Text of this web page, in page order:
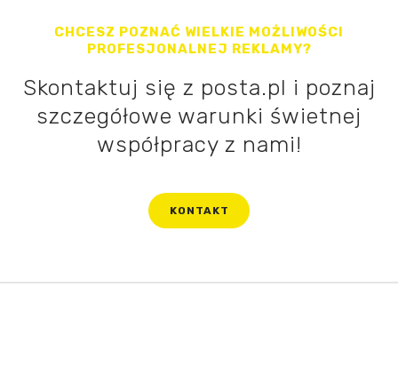
CHCESZ POZNAĆ WIELKIE MOŻLIWOŚCI
PROFESJONALNEJ REKLAMY?
Skontaktuj się z posta.pl i poznaj
szczegółowe warunki świetnej
współpracy z nami!
KONTAKT